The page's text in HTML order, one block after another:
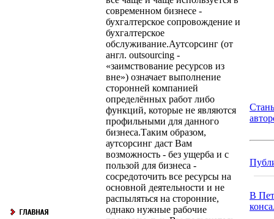
современном бизнесе -
бухгалтерское сопровождение и
бухгалтерское
обслуживание.Аутсорсинг (от
англ. outsourcing -
«заимствование ресурсов из
вне») означает выполнение
сторонней компанией
определённых работ либо
функций, которые не являются
профильными для данного
бизнеса.Таким образом,
аутсорсинг даст Вам
возможность - без ущерба и с
пользой для бизнеса -
сосредоточить все ресурсы на
основной деятельности и не
распыляться на сторонние,
однако нужные рабочие
В